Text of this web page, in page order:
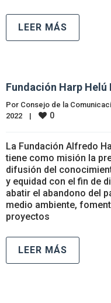
LEER MÁS
Fundación Harp Helú
Por Consejo de la
2022 | 0
La Fundación Alfredo
tiene como misión la
difusión del
y equidad con el fin de
abatir el abandono del
medio ambiente,
proyectos
LEER MÁS